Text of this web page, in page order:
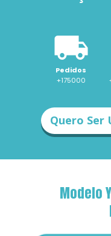
Pedidos
+175000
Quero Ser
Modelo